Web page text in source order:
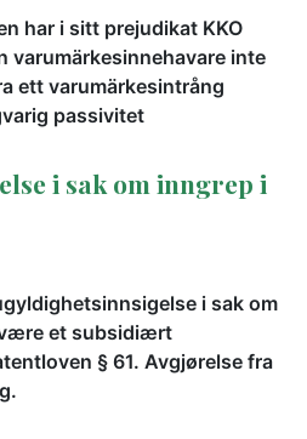
har i sitt prejudikat KKO
inte
ett varumärkesintrång
passivitet
i sak om inngrep i
i sak om
et subsidiært
§ 61. Avgjørelse fra